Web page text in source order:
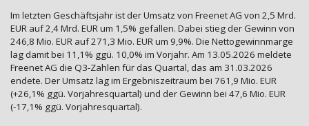
Im letzten Geschäftsjahr ist der Umsatz von Freenet AG von 2,5 Mrd.
EUR auf 2,4 Mrd. EUR um 1,5% gefallen. Dabei stieg der Gewinn von
246,8 Mio. EUR auf 271,3 Mio. EUR um 9,9%. Die Nettogewinnmarge
lag damit bei 11,1% ggü. 10,0% im Vorjahr. Am 13.05.2026 meldete
Freenet AG die Q3-Zahlen für das Quartal, das am 31.03.2026
endete. Der Umsatz lag im Ergebniszeitraum bei 761,9 Mio. EUR
(+26,1% ggü. Vorjahresquartal) und der Gewinn bei 47,6 Mio. EUR
(-17,1% ggü. Vorjahresquartal).